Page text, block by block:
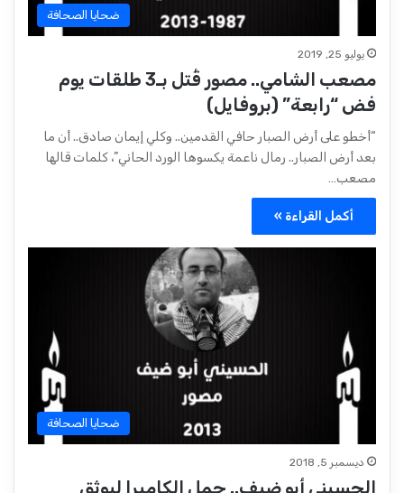
ضحايا الصحافة
يوليو 25, 2019
مصعب الشامي.. مصور قُتل بـ3 طلقات يوم
فض “رابعة” (بروفايل)
“أخطو على أرض الصبار حافي القدمين.. وكلي إيمان صادق.. أن ما
بعد أرض الصبار.. رمال ناعمة يكسوها الورد الحاني”، كلمات قالها
مصعب…
أكمل القراءة »
ضحايا الصحافة
ديسمبر 5, 2018
الحسيني أبو ضيف.. حمل الكاميرا ليوثق